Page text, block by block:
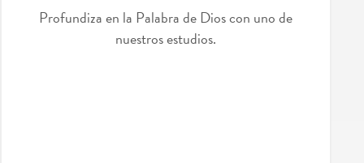
Profundiza en la Palabra de Dios con uno de
nuestros estudios.